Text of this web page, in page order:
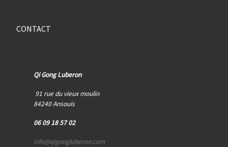
CONTACT
Qi Gong Luberon
91 rue du vieux moulin
84240 Ansouis
06 09 18 57 02
info@qigongluberon.com